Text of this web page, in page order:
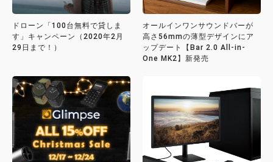
ドローン「100台無料で貸しま
す」キャンペーン（2020年2月
29日まで！）
オールインワンサウンドバーが
高さ56mmの薄型デザインにア
ップデート【Bar 2.0 All-in-
One MK2】新発売